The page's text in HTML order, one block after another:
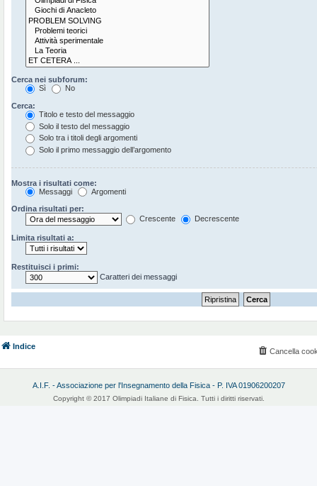
Cerca nei subforum:
Sì
No
Cerca:
Titolo e testo del messaggio
Solo il testo del messaggio
Solo tra i titoli degli argomenti
Solo il primo messaggio dell’argomento
Mostra i risultati come:
Messaggi
Argomenti
Ordina risultati per:
Crescente
Decrescente
Limita risultati a:
Restituisci i primi:
Caratteri dei messaggi
Indice
Cancella
A.I.F. - Associazione per l'Insegnamento della Fisica - P. IVA 01906200207
Copyright © 2017 Olimpiadi Italiane di Fisica. Tutti i diritti riservati.